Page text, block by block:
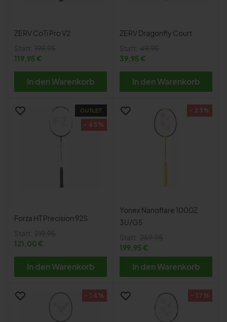
ZERV CoTi Pro V2
Statt: 199,95
119,95 €
In den Warenkorb
ZERV Dragonfly Court
Statt: 49,95
39,95 €
In den Warenkorb
OUTLET
- 45%
Forza HT Precision 92S
Statt: 219,95
121,00 €
In den Warenkorb
- 23%
Yonex Nanoflare 1000Z
3U/G5
Statt: 259,95
199,95 €
In den Warenkorb
- 14% - 17%